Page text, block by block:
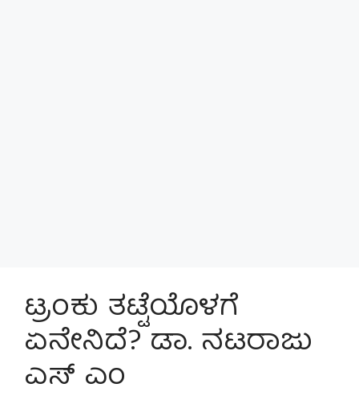
ಟ್ರಂಕು ತಟ್ಟೆಯೊಳಗೆ
ಏನೇನಿದೆ? ಡಾ. ನಟರಾಜು
ಎಸ್ ಎಂ